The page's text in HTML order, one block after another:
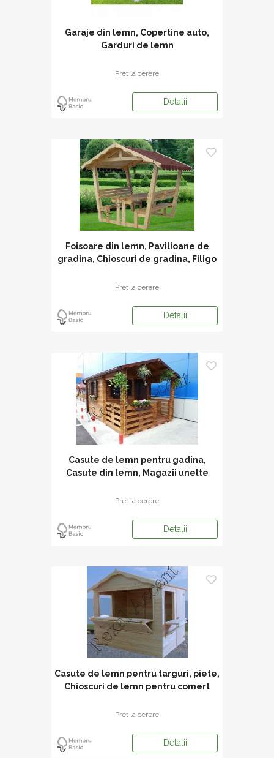
Garaje din lemn, Copertine auto,
Garduri de lemn
Pret la cerere
Detalii
Foisoare din lemn, Pavilioane de
gradina, Chioscuri de gradina, Filigo
Pret la cerere
Detalii
Casute de lemn pentru gadina,
Casute din lemn, Magazii unelte
Pret la cerere
Detalii
Casute de lemn pentru targuri, piete,
Chioscuri de lemn pentru comert
Pret la cerere
Detalii